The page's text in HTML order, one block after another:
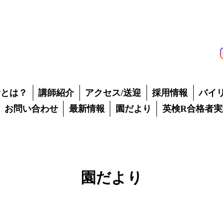
は？ 講師紹介 アクセス/送迎 採用情報
バイ
お問い合わせ 最新情報 園だより 英検R合格者
園だより